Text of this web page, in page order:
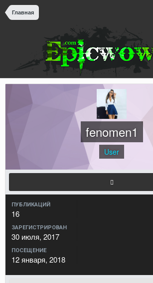
Главная
fenomen1
User
ПУБЛИКАЦИЙ
16
ЗАРЕГИСТРИРОВАН
30 июля, 2017
ПОСЕЩЕНИЕ
12 января, 2018